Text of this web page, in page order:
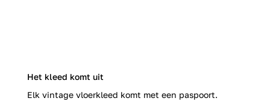
Het kleed komt uit
Elk vintage vloerkleed komt met een paspoort.